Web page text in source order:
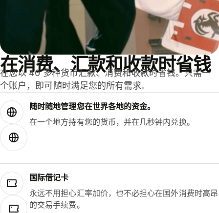
在消费、汇款和收款时省钱
在您以 40 多种货币汇款、消费和收款时省钱。只需一
个账户，即可随时满足您的所有需求。
随时随地管理您在世界各地的资金。
在一个地方持有您的货币，并在几秒钟内兑换。
国际借记卡
永远不用担心汇率加价，也不必担心在国外消费时高昂
的交易手续费。